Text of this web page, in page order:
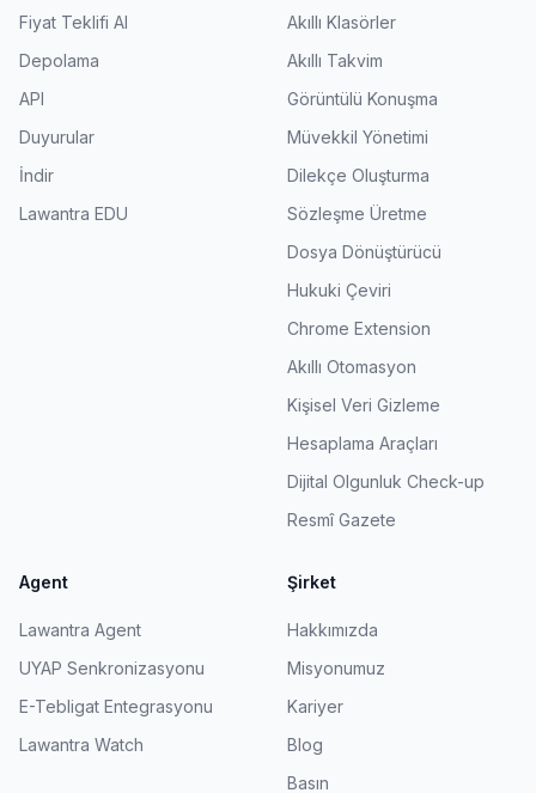
Fiyat Teklifi Al
Depolama
API
Duyurular
İndir
Lawantra EDU
Akıllı Klasörler
Akıllı Takvim
Görüntülü Konuşma
Müvekkil Yönetimi
Dilekçe Oluşturma
Sözleşme Üretme
Dosya Dönüştürücü
Hukuki Çeviri
Chrome Extension
Akıllı Otomasyon
Kişisel Veri Gizleme
Hesaplama Araçları
Dijital Olgunluk Check-up
Resmî Gazete
Agent
Lawantra Agent
UYAP Senkronizasyonu
E-Tebligat Entegrasyonu
Lawantra Watch
Şirket
Hakkımızda
Misyonumuz
Kariyer
Blog
Basın